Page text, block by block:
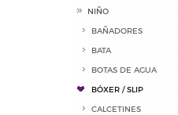
NIÑO
BAÑADORES
BATA
BOTAS DE AGUA
BÓXER / SLIP
CALCETINES